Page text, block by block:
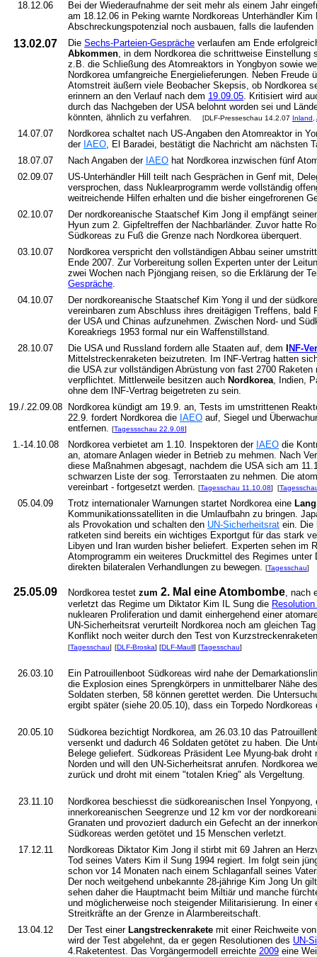
18.12.06
Bei der Wiederaufnahme der seit mehr als einem Jahr
am 18.12.06 in Peking warnte Nordkoreas Unterhändler
Abschreckungspotenzial noch ausbauen, falls die
13.02.07 Die Sechs-Parteien-Gespräche verlaufen am Ende
Abkommen, in dem Nordkorea die schrittweise Einstellung
z.B. die Schließung des Atomreaktors in Yongbyon sowie
Nordkorea umfangreiche Energielieferungen. Neben Freude
Atomstreit äußern viele Beobacher Skepsis, ob Nordkorea
erinnern an den Verlauf nach dem 19.09.05. Kritisiert wird
durch das Nachgeben der USA belohnt worden sei und
könnten, ähnlich zu verfahren.
[DLF-Presseschau 14.2.07 Inland
14.07.07
Nordkorea schaltet nach US-Angaben den Atomreaktor in
der IAEO, El Baradei, bestätigt die Nachricht am nächsten
18.07.07
Nach Angaben der IAEO hat Nordkorea inzwischen fünf
02.09.07
US-Unterhändler Hill teilt nach Gesprächen in Genf mit,
versprochen, dass Nuklearprogramm werde vollständig
weitreichende Hilfen erhalten und die bisher eingefrorenen
02.10.07
Der nordkoreanische Staatschef Kim Jong il empfängt
Hyun zum 2. Gipfeltreffen der Nachbarländer. Zuvor hatte
Südkoreas zu Fuß die Grenze nach Nordkorea überquert.
03.10.07
Nordkorea verspricht den vollständigen Abbau seiner
Ende 2007. Zur Vorbereitung sollen Experten unter der
zwei Wochen nach Pjöngjang reisen, so die Erklärung der
Gespräche.
04.10.07
Der nordkoreanische Staatschef Kim Yong il und der
vereinbaren zum Abschluss ihres dreitägigen Treffens, bald
der USA und Chinas aufzunehmen. Zwischen Nord- und
Koreakriegs 1953 formal nur ein Waffenstillstand.
28.10.07
Die USA und Russland fordern alle Staaten auf, dem
NF-
Mittelstreckenraketen beizutreten. Im INF-Vertrag hatten
die USA zur vollständigen Abrüstung von fast 2700
verpflichtet. Mittlerweile besitzen auch Nordkorea, Indien,
ohne dem INF-Vertrag beigetreten zu sein.
19./.22.09.08
Nordkorea kündigt am 19.9. an, Tests im umstrittenen
22.9. fordert Nordkorea die IAEO auf, Siegel und
entfernen. [Tagessschau 22.9.08]
1.-14.10.08 Nordkorea verbietet am 1.10. Inspektoren der IAEO die
an, atomare Anlagen wieder in Betrieb zu mehmen. Nach
diese Maßnahmen abgesagt, nachdem die USA sich am
schwarzen Liste der sog. Terrorstaaten zu nehmen. Die
vereinbart - fortgesetzt werden. [Tagesschau 11.10.08] [
05.04.09 Trotz internationaler Warnungen startet Nordkorea eine
Kommunikationssatelliten in die Umlaufbahn zu bringen.
als Provokation und schalten den UN-Sicherheitsrat ein. Die
ratketen sind bereits ein wichtiges Exportgut für das stark
Libyen und Iran wurden bisher beliefert. Experten sehen im
Atomprogramm ein weiteres Druckmittel des Regimes
direkten bilateralen Verhandlungen zu bewegen. [Tagesschau]
25.05.09 Nordkorea testet zum 2. Mal eine Atombombe, nach
verletzt das Regime um Diktator Kim IL Sung die
nuklearen Proliferation und damit einhergehend einer
UN-Sicherheitsrat verurteilt Nordkorea noch am gleichen
Konflikt noch weiter durch den Test von
[Tagesschau] [DLF-Broska] [DLF-Maull] [Tagesschau]
26.03.10
Ein Patrouillenboot Südkoreas wird nahe der
die Explosion eines Sprengkörpers in unmittelbarer Nähe
Soldaten sterben, 58 können gerettet werden. Die
ergibt später (siehe 20.05.10), dass ein Torpedo
20.05.10
Südkorea bezichtigt Nordkorea, am 26.03.10 das
versenkt und dadurch 46 Soldaten getötet zu haben. Die
Belege geliefert. Südkoreas Präsident Lee Myung-bak
Norden und will den UN-Sicherheitsrat anrufen. Nordkorea
zurück und droht mit einem "totalen Krieg" als Vergeltung.
23.11.10
Nordkorea beschiesst die südkoreanischen Insel
innerkoreanischen Seegrenze und 12 km vor der
Granaten und provoziert dadurch ein Gefecht an der
Südkoreas werden getötet und 15 Menschen verletzt.
17.12.11
Nordkoreas Diktator Kim Jong il stirbt mit 69 Jahren an
Tod seines Vaters Kim il Sung 1994 regiert. Im folgt sein
schon vor 14 Monaten nach einem Schlaganfall seines
Der noch weitgehend unbekannte 28-jährige Kim Jong Un
sehen daher die Hauptmacht beim Miltiär und manche
und möglicherweise noch steigender Militarisierung. In
Streitkräfte an der Grenze in Alarmbereitschaft.
13.04.12
Der Test einer Langstreckenrakete mit einer Reichweite
wird der Test abgelehnt, da er gegen Resolutionen des UN-
4.Raketentest. Das Vorgängermodell erreichte 2009 eine